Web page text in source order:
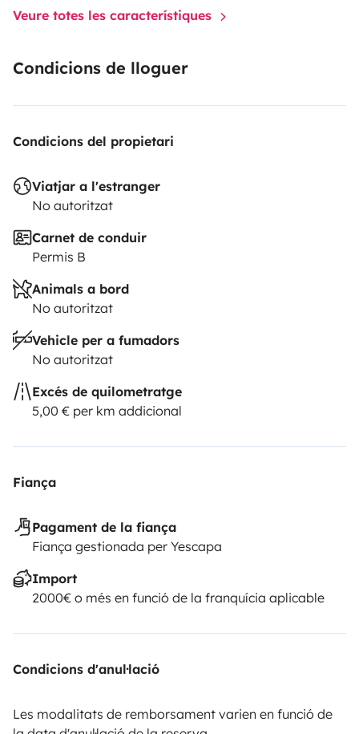
Veure totes les característiques
Condicions de lloguer
Condicions del propietari
Viatjar a l'estranger
No autoritzat
Carnet de conduir
Permis B
Animals a bord
No autoritzat
Vehicle per a fumadors
No autoritzat
Excés de quilometratge
5,00 € per km addicional
Fiança
Pagament de la fiança
Fiança gestionada per Yescapa
Import
2000€ o més en funció de la franquícia aplicable
Condicions d'anul·lació
Les modalitats de remborsament varien en funció de